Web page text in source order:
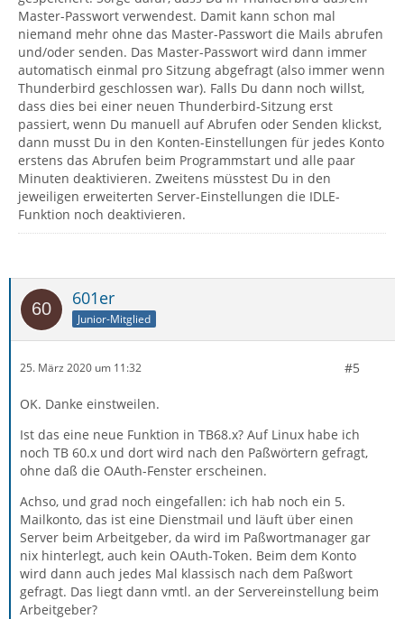
Master-Passwort verwendest. Damit kann schon mal
niemand mehr ohne das Master-Passwort die Mails abrufen
und/oder senden. Das Master-Passwort wird dann immer
automatisch einmal pro Sitzung abgefragt (also immer wenn
Thunderbird geschlossen war). Falls Du dann noch willst,
dass dies bei einer neuen Thunderbird-Sitzung erst
passiert, wenn Du manuell auf Abrufen oder Senden klickst,
dann musst Du in den Konten-Einstellungen für jedes Konto
erstens das Abrufen beim Programmstart und alle paar
Minuten deaktivieren. Zweitens müsstest Du in den
jeweiligen erweiterten Server-Einstellungen die IDLE-
Funktion noch deaktivieren.
601er
Junior-Mitglied
25. März 2020 um 11:32 #5
OK. Danke einstweilen.
Ist das eine neue Funktion in TB68.x? Auf Linux habe ich
noch TB 60.x und dort wird nach den Paßwörtern gefragt,
ohne daß die OAuth-Fenster erscheinen.
Achso, und grad noch eingefallen: ich hab noch ein 5.
Mailkonto, das ist eine Dienstmail und läuft über einen
Server beim Arbeitgeber, da wird im Paßwortmanager gar
nix hinterlegt, auch kein OAuth-Token. Beim dem Konto
wird dann auch jedes Mal klassisch nach dem Paßwort
gefragt. Das liegt dann vmtl. an der Servereinstellung beim
Arbeitgeber?